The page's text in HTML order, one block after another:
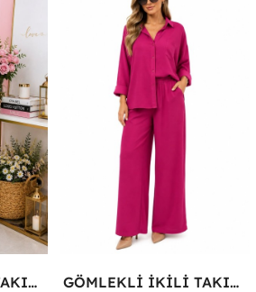
GÖMLEKLİ İKİLİ TAKIM Koyu Yeşil GÖMLEKLİ İKİLİ TAKIM Fuşya